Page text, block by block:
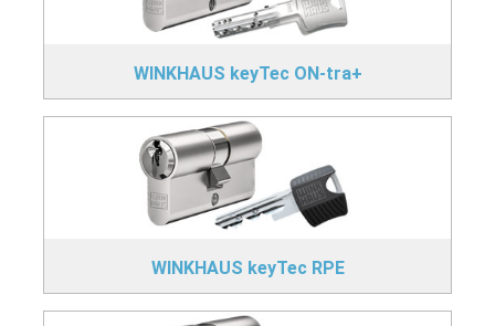
WINKHAUS keyTec ON-tra+
WINKHAUS keyTec RPE